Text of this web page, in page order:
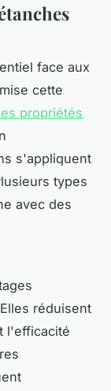
face aux
cette
propriétés
s'appliquent
types
avec des
réduisent
l'efficacité